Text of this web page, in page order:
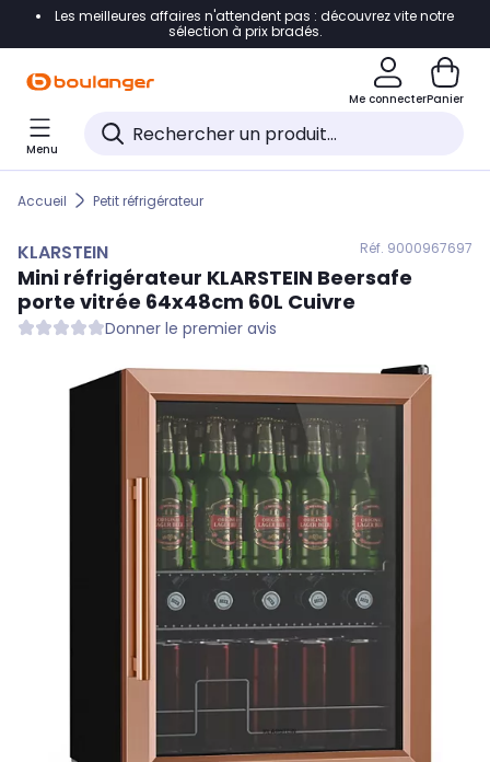
Accéder directement à la navigation
Accéder directement au pied de page
Accéder directement au chatbot
Les meilleures affaires n'attendent pas : découvrez vite notre
sélection à prix bradés.
Me connecterPanier
Menu
Accueil Petit réfrigérateur
KLARSTEIN Réf. 9000967697
Mini réfrigérateur KLARSTEIN Beersafe
porte vitrée 64x48cm 60L Cuivre
Donner le premier avis